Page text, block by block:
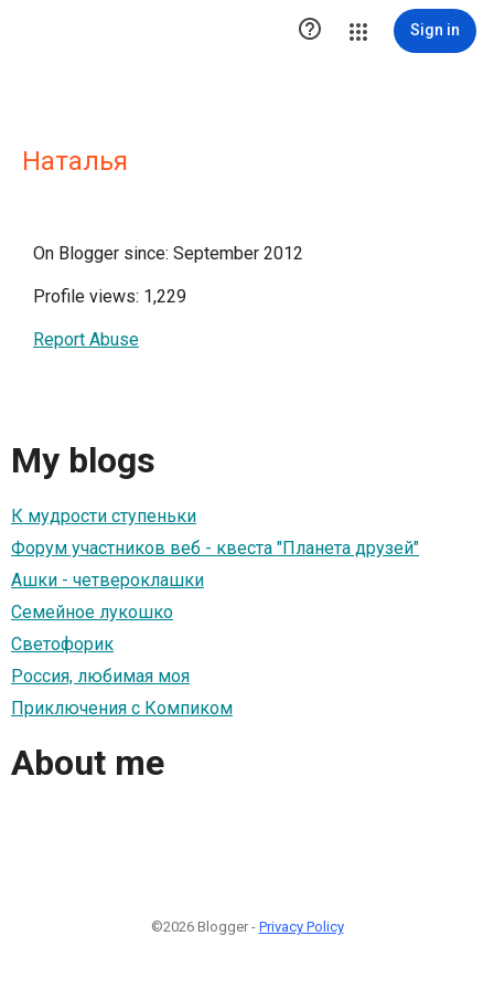
 Sign in
Наталья
On Blogger since: September 2012
Profile views: 1,229
Report Abuse
My blogs
К мудрости ступеньки
Форум участников веб - квеста "Планета друзей"
Ашки - четвероклашки
Семейное лукошко
Светофорик
Россия, любимая моя
Приключения с Компиком
About me
©2026 Blogger - Privacy Policy